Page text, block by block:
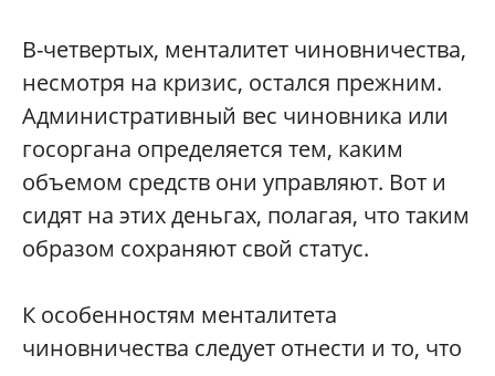
В-четвертых, менталитет чиновничества,
несмотря на кризис, остался прежним.
Административный вес чиновника или
госоргана определяется тем, каким
объемом средств они управляют. Вот и
сидят на этих деньгах, полагая, что таким
образом сохраняют свой статус.
К особенностям менталитета
чиновничества следует отнести и то, что